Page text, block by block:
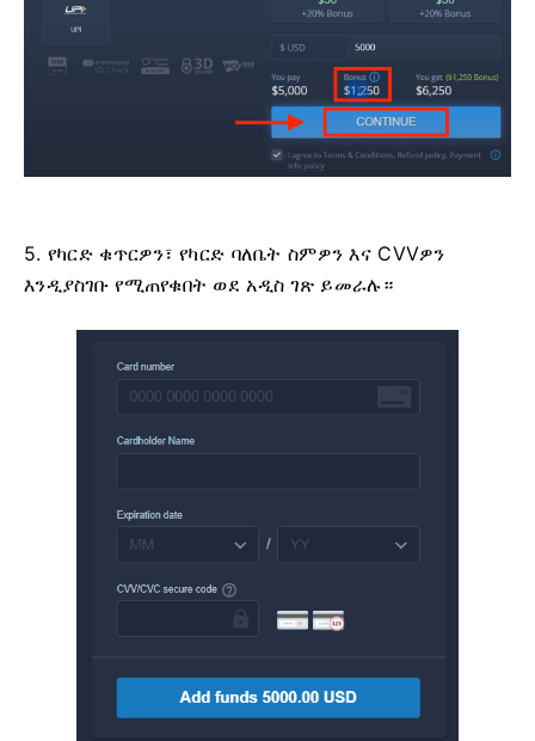
5. የካርድ ቁጥርዎን፣ የካርድ ባለቤት ስምዎን እና CVVዎን
እንዲያስገቡ የሚጠየቁበት ወደ አዲስ ገጽ ይመራሉ።